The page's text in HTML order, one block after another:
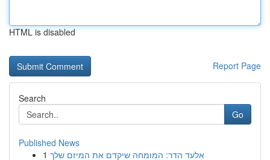
HTML is disabled
Report Page
Search
Go
Published News
1 אלעד הדר: המומחה שיקדם את המיזם שלך